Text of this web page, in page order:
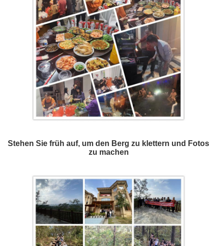
Stehen Sie früh auf, um den Berg zu klettern und Fotos
zu machen